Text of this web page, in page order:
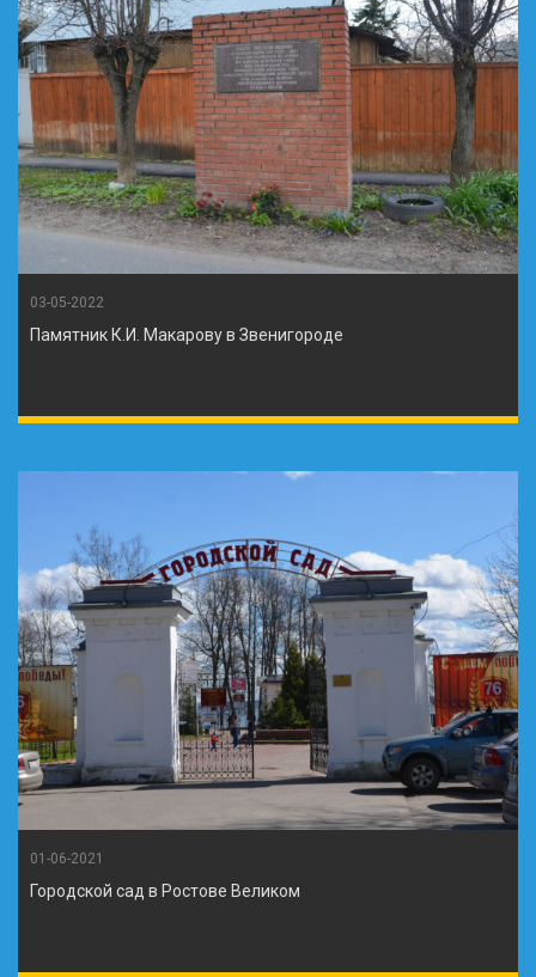
03-05-2022
Памятник К.И. Макарову в Звенигороде
01-06-2021
Городской сад в Ростове Великом